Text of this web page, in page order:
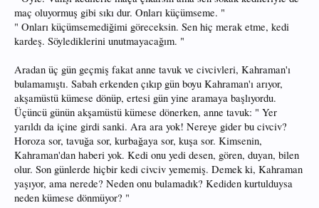
maç oluyormuş gibi sıkı dur. Onları küçümseme. "
" Onları küçümsemediğimi göreceksin. Sen hiç merak etme, kedi
kardeş. Söylediklerini unutmayacağım. "
Aradan üç gün geçmiş fakat anne tavuk ve civcivleri, Kahraman'ı
bulamamıştı. Sabah erkenden çıkıp gün boyu Kahraman'ı arıyor,
akşamüstü kümese dönüp, ertesi gün yine aramaya başlıyordu.
Üçüncü günün akşamüstü kümese dönerken, anne tavuk: " Yer
yarıldı da içine girdi sanki. Ara ara yok! Nereye gider bu civciv?
Horoza sor, tavuğa sor, kurbağaya sor, kuşa sor. Kimsenin,
Kahraman'dan haberi yok. Kedi onu yedi desen, gören, duyan, bilen
olur. Son günlerde hiçbir kedi civciv yememiş. Demek ki, Kahraman
yaşıyor, ama nerede? Neden onu bulamadık? Kediden kurtulduysa
neden kümese dönmüyor? "